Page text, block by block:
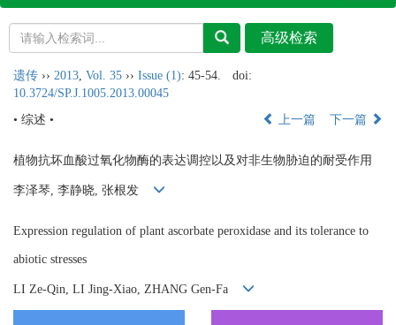
遗传 ›› 2013 Vol. 35 ›› Issue (1): 45-54.
doi:
10.3724/SP.J.1005.2013.00045
• 综述 •
上一篇 下一篇
植物抗坏血酸过氧化物酶的表达调控以及对非生物胁迫的耐受作用
李泽琴, 李静晓, 张根发
Expression regulation of plant ascorbate peroxidase and its tolerance to
abiotic stresses
LI Ze-Qin, LI Jing-Xiao, ZHANG Gen-Fa